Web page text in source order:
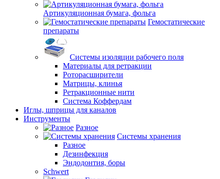
Артикуляционная бумага, фольга
Гемостатические
препараты
Системы изоляции рабочего поля
Материалы для ретракции
Роторасширители
Матрицы, клинья
Ретракционные нити
Система Коффердам
Иглы, шприцы для каналов
Инструменты
Разное
Системы хранения
Разное
Дезинфекция
Эндодонтия, боры
Schwert